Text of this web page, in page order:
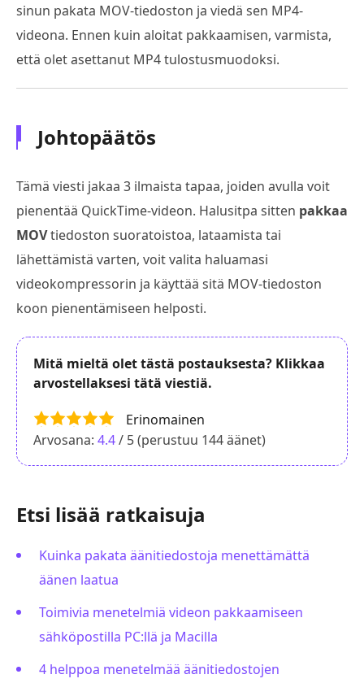
sinun pakata MOV-tiedoston ja viedä sen MP4-
videona. Ennen kuin aloitat pakkaamisen, varmista,
että olet asettanut MP4 tulostusmuodoksi.
Johtopäätös
Tämä viesti jakaa 3 ilmaista tapaa, joiden avulla voit
pienentää QuickTime-videon. Halusitpa sitten pakkaa
MOVtiedoston suoratoistoa, lataamista tai
lähettämistä varten, voit valita haluamasi
videokompressorin ja käyttää sitä MOV-tiedoston
koon pienentämiseen helposti.
Mitä mieltä olet tästä postauksesta? Klikkaa
arvostellaksesi tätä viestiä.
Erinomainen
Arvosana: 4.4/ 5 (perustuu 144äänet)
Etsi lisää ratkaisuja
Kuinka pakata äänitiedostoja menettämättä
äänen laatua
Toimivia menetelmiä videon pakkaamiseen
sähköpostilla PC:llä ja Macilla
4 helppoa menetelmää äänitiedostojen